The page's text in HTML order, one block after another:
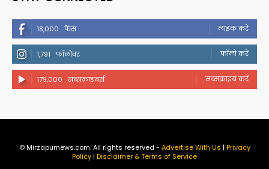
18,000 फैंस लाइक करें
1,791 फॉलोवर फॉलो करें
179,000 सब्सक्राइबर्स सब्सक्राइब करें
© Mirzapurnews.com. All rights reserved - Advertise With Us | Privacy
Policy| Disclaimer & Terms of Service